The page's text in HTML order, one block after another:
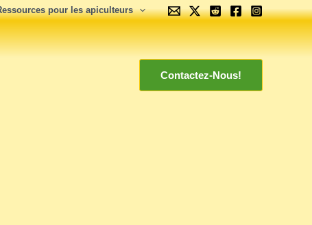
pour les apiculteurs
Contactez-Nous!